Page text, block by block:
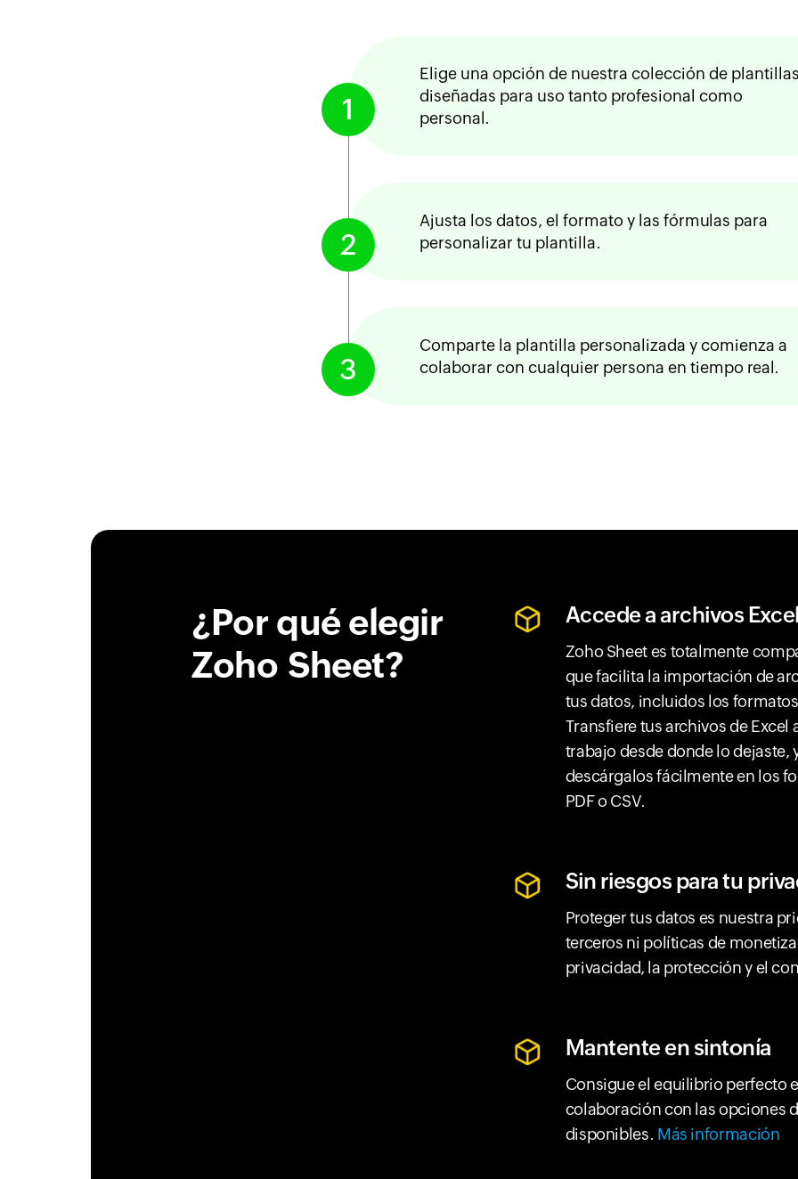
1
Elige una opción de nuestra colección de
diseñadas para uso tanto profesional como
personal.
2
Ajusta los datos, el formato y las fórmulas para
personalizar tu plantilla.
3
Comparte la plantilla personalizada y comienza a
colaborar con cualquier persona en tiempo real.
¿Por qué elegir
Zoho Sheet?
Accede a archivos
Zoho Sheet es totalmente
que facilita la importación de
tus datos, incluidos los
Transfiere tus archivos de Excel
trabajo desde donde lo dejaste,
descárgalos fácilmente en los
PDF o CSV.
Sin riesgos para tu
Proteger tus datos es nuestra
terceros ni políticas de
privacidad, la protección y el
Mantente en sintonía
Consigue el equilibrio perfecto
colaboración con las opciones
disponibles. Más información